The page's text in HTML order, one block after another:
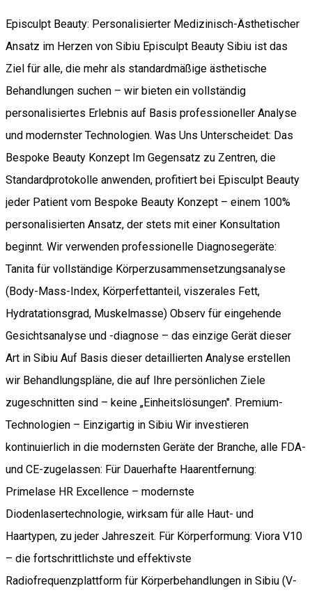
Episculpt Beauty: Personalisierter Medizinisch-Ästhetischer
Ansatz im Herzen von Sibiu Episculpt Beauty Sibiu ist das
Ziel für alle, die mehr als standardmäßige ästhetische
Behandlungen suchen – wir bieten ein vollständig
personalisiertes Erlebnis auf Basis professioneller Analyse
und modernster Technologien. Was Uns Unterscheidet: Das
Bespoke Beauty Konzept Im Gegensatz zu Zentren, die
Standardprotokolle anwenden, profitiert bei Episculpt Beauty
jeder Patient vom Bespoke Beauty Konzept – einem 100%
personalisierten Ansatz, der stets mit einer Konsultation
beginnt. Wir verwenden professionelle Diagnosegeräte:
Tanita für vollständige Körperzusammensetzungsanalyse
(Body-Mass-Index, Körperfettanteil, viszerales Fett,
Hydratationsgrad, Muskelmasse) Observ für eingehende
Gesichtsanalyse und -diagnose – das einzige Gerät dieser
Art in Sibiu Auf Basis dieser detaillierten Analyse erstellen
wir Behandlungspläne, die auf Ihre persönlichen Ziele
zugeschnitten sind – keine „Einheitslösungen". Premium-
Technologien – Einzigartig in Sibiu Wir investieren
kontinuierlich in die modernsten Geräte der Branche, alle FDA-
und CE-zugelassen: Für Dauerhafte Haarentfernung:
Primelase HR Excellence – modernste
Diodenlasertechnologie, wirksam für alle Haut- und
Haartypen, zu jeder Jahreszeit. Für Körperformung: Viora V10
– die fortschrittlichste und effektivste
Radiofrequenzplattform für Körperbehandlungen in Sibiu (V-